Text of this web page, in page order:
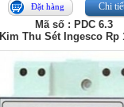
Đặt hàng Chi
Mã số : PDC 6.3
Kim Thu Sét Ingesco Rp